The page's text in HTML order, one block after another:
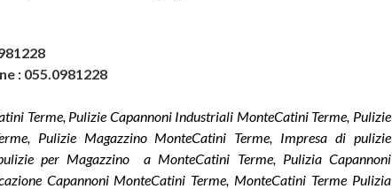
: 055.0981228
Terme, Pulizie Capannoni Industriali MonteCatini Terme, Pulizie
Pulizie Magazzino MonteCatini Terme, Impresa di pulizie
per Magazzino a MonteCatini Terme, Pulizia Capannoni
Capannoni MonteCatini Terme, MonteCatini Terme Pulizia